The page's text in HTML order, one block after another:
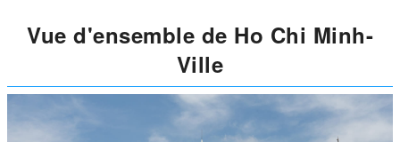
Vue d'ensemble de Ho Chi Minh-
Ville